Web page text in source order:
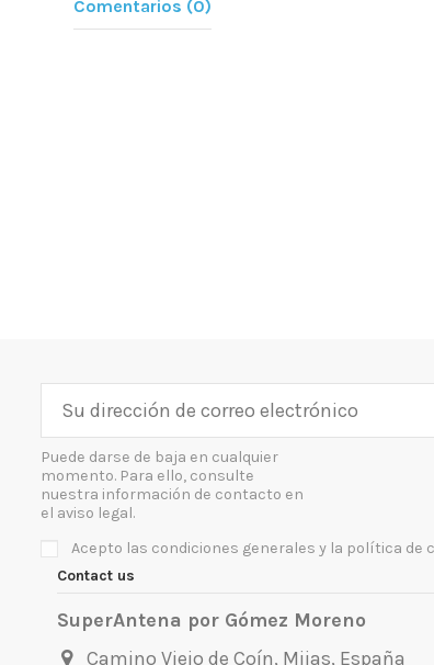
Comentarios (0)
Puede darse de baja en cualquier
momento. Para ello, consulte
nuestra información de contacto en
el aviso legal.
Acepto las condiciones generales y la política de
Contact us
SuperAntena por Gómez Moreno
Camino Viejo de Coín, Mijas, España